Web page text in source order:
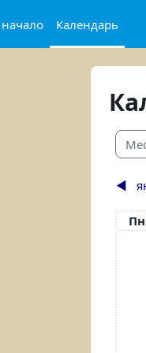
содержанию
Календарь
◀︎
Пн